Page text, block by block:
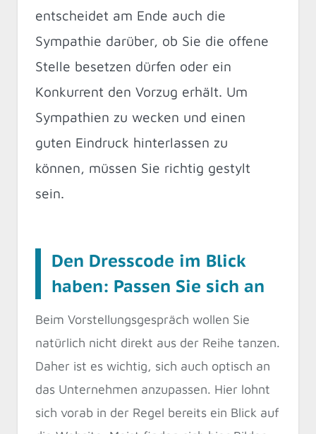
entscheidet am Ende auch die
Sympathie darüber, ob Sie die offene
Stelle besetzen dürfen oder ein
Konkurrent den Vorzug erhält. Um
Sympathien zu wecken und einen
guten Eindruck hinterlassen zu
können, müssen Sie richtig gestylt
sein.
Den Dresscode im Blick
haben: Passen Sie sich an
Beim Vorstellungsgespräch wollen Sie
natürlich nicht direkt aus der Reihe tanzen.
Daher ist es wichtig, sich auch optisch an
das Unternehmen anzupassen. Hier lohnt
sich vorab in der Regel bereits ein Blick auf